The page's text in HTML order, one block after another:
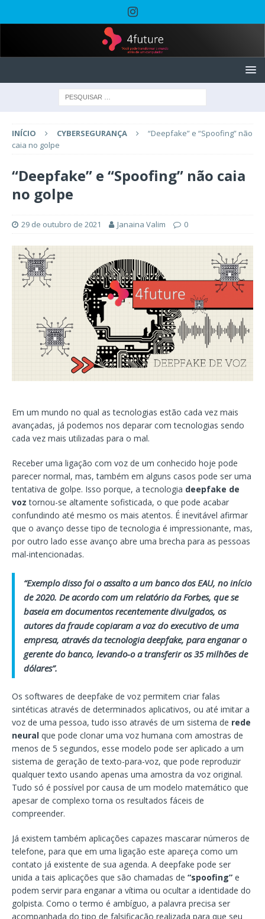
INÍCIO CYBERSEGURANÇA
“Deepfake” e “Spoofing” não
caia no golpe
“Deepfake” e “Spoofing” não caia
no golpe
29 de outubro de 2021 Janaina Valim 0
Em um mundo no qual as tecnologias estão cada vez mais
avançadas, já podemos nos deparar com tecnologias sendo
cada vez mais utilizadas para o mal.
Receber uma ligação com voz de um conhecido hoje pode
parecer normal, mas, também em alguns casos pode ser uma
tentativa de golpe. Isso porque, a tecnologia deepfake de
voz tornou-se altamente sofisticada, o que pode acabar
confundindo até mesmo os mais atentos. É inevitável afirmar
que o avanço desse tipo de tecnologia é impressionante, mas,
por outro lado esse avanço abre uma brecha para as pessoas
mal-intencionadas.
“Exemplo disso foi o assalto a um banco dos EAU, no início
de 2020. De acordo com um relatório da Forbes, que se
baseia em documentos recentemente divulgados, os
autores da fraude copiaram a voz do executivo de uma
empresa, através da tecnologia deepfake, para enganar o
gerente do banco, levando-o a transferir os 35 milhões de
dólares”.
Os softwares de deepfake de voz permitem criar falas
sintéticas através de determinados aplicativos, ou até imitar a
voz de uma pessoa, tudo isso através de um sistema de rede
neural que pode clonar uma voz humana com amostras de
menos de 5 segundos, esse modelo pode ser aplicado a um
sistema de geração de texto-para-voz, que pode reproduzir
qualquer texto usando apenas uma amostra da voz original.
Tudo só é possível por causa de um modelo matemático que
apesar de complexo torna os resultados fáceis de
compreender.
Já existem também aplicações capazes mascarar números de
telefone, para que em uma ligação este apareça como um
contato já existente de sua agenda. A deepfake pode ser
unida a tais aplicações que são chamadas de “spoofing” e
podem servir para enganar a vítima ou ocultar a identidade do
golpista. Como o termo é ambíguo, a palavra precisa ser
acompanhada do tipo de falsificação realizada para que seu